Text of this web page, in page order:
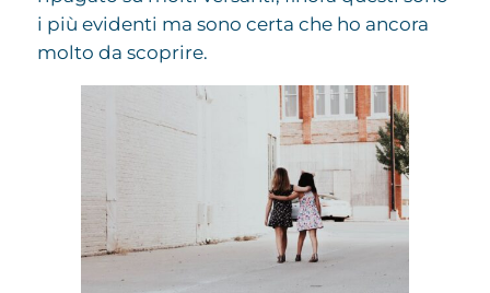
i più evidenti ma sono certa che ho ancora
molto da scoprire.